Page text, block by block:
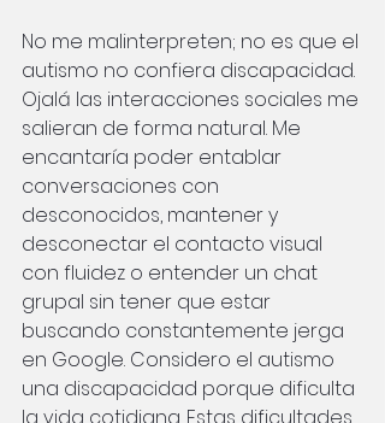
No me malinterpreten; no es que el
autismo no confiera discapacidad.
Ojalá las interacciones sociales me
salieran de forma natural. Me
encantaría poder entablar
conversaciones con
desconocidos, mantener y
desconectar el contacto visual
con fluidez o entender un chat
grupal sin tener que estar
buscando constantemente jerga
en Google. Considero el autismo
una discapacidad porque dificulta